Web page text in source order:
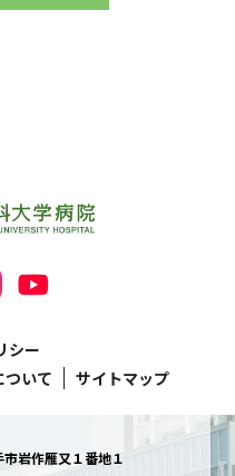
シー
ついて
サイトマップ
岩作雁又１番地１